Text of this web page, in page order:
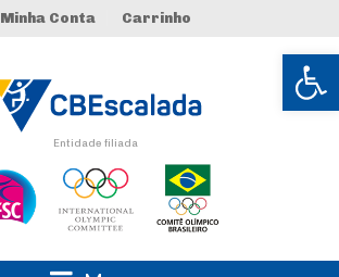
Abrir
Minha Conta Carrinho
Entidade filiada